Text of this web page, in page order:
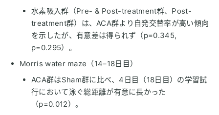
水素吸入群（Pre- & Post-treatment群、Post-
treatment群）は、ACA群より自発交替率が高い傾向
を示したが、有意差は得られず（p=0.345,
p=0.295）。
Morris water maze（14–18日目）
ACA群はSham群に比べ、4日目（18日目）の学習試
行において泳ぐ総距離が有意に長かった
（p=0.012）。